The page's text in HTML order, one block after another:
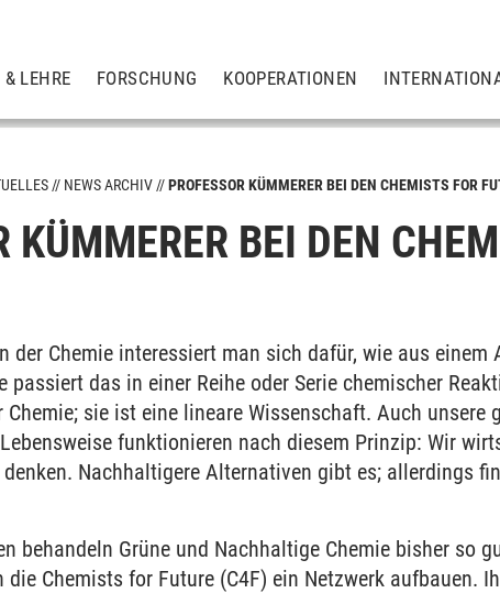
LEHRE FORSCHUNG KOOPERATIONEN
NEWS ARCHIV PROFESSOR KÜMMERER BEI DEN CHEMISTS FOR
KÜMMERER BEI DEN
der Chemie interessiert man sich dafür, wie aus
passiert das in einer Reihe oder Serie chemischer
Chemie; sie ist eine lineare Wissenschaft. Auch unsere
funktionieren nach diesem Prinzip: Wir
Nachhaltigere Alternativen gibt es; allerdings
behandeln Grüne und Nachhaltige Chemie bisher so
die Chemists for Future (C4F) ein Netzwerk aufbauen.